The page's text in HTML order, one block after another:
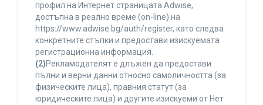
профил на Интернет страницата Adwise,
достъпна в реално време (on-line) на
https://www.adwise.bg/auth/register, като следва
конкретните стъпки и предостави изискуемата
регистрационна информация.
(2)Рекламодателят е длъжен да предостави
пълни и верни данни относно самоличността (за
физическите лица), правния статут (за
юридическите лица) и другите изискуеми от Нет